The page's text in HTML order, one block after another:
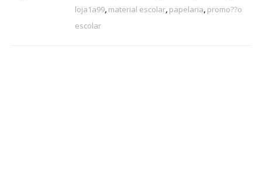
loja1a99, material escolar, papelaria, promo??o
escolar